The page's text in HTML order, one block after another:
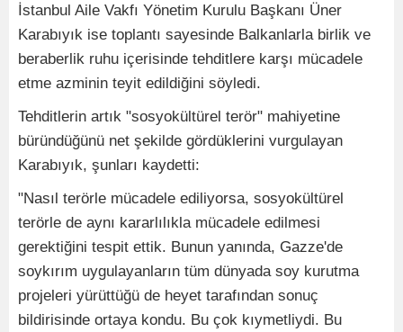
İstanbul Aile Vakfı Yönetim Kurulu Başkanı Üner
Karabıyık ise toplantı sayesinde Balkanlarla birlik ve
beraberlik ruhu içerisinde tehditlere karşı mücadele
etme azminin teyit edildiğini söyledi.
Tehditlerin artık "sosyokültürel terör" mahiyetine
büründüğünü net şekilde gördüklerini vurgulayan
Karabıyık, şunları kaydetti:
"Nasıl terörle mücadele ediliyorsa, sosyokültürel
terörle de aynı kararlılıkla mücadele edilmesi
gerektiğini tespit ettik. Bunun yanında, Gazze'de
soykırım uygulayanların tüm dünyada soy kurutma
projeleri yürüttüğü de heyet tarafından sonuç
bildirisinde ortaya kondu. Bu çok kıymetliydi. Bu